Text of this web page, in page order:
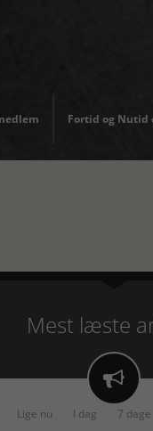
Fortid og Nutid
Mest læste

Lige nu I dag 7 dage